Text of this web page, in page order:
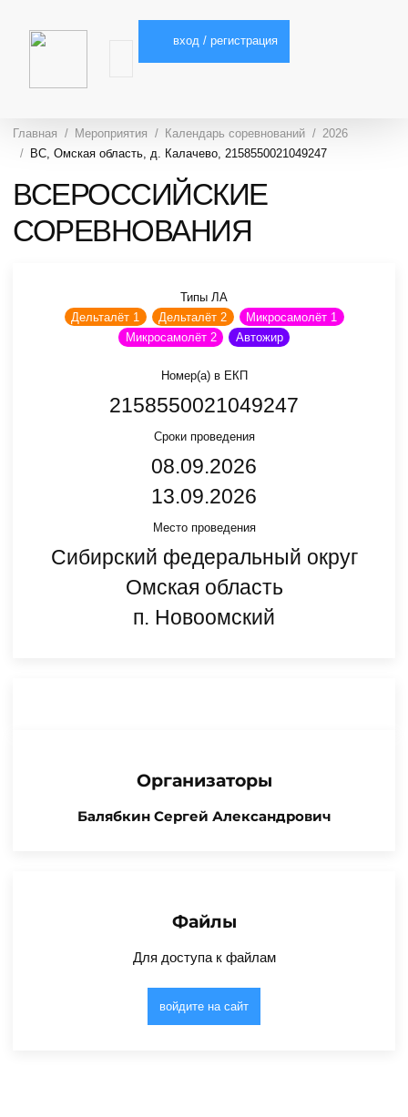
вход / регистрация
Главная Мероприятия Календарь соревнований
2026
ВС, Омская область, д. Калачево, 2158550021049247
ВСЕРОССИЙСКИЕ
СОРЕВНОВАНИЯ
Типы ЛА
Дельталёт 1
Дельталёт 2
Микросамолёт 1
Микросамолёт 2
Автожир
Номер(а) в ЕКП
2158550021049247
Сроки проведения
08.09.2026
13.09.2026
Место проведения
Сибирский федеральный округ
Омская область
п. Новоомский
Организаторы
Балябкин Сергей Александрович
Файлы
Для доступа к файлам
войдите на сайт